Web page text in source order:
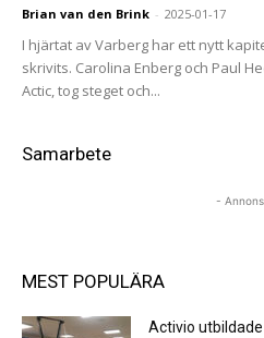
Brian van den Brink - 2025-01-17
I hjärtat av Varberg har ett nytt
skrivits. Carolina Enberg och Paul
Actic, tog steget och...
Samarbete
-
MEST POPULÄRA
Activio